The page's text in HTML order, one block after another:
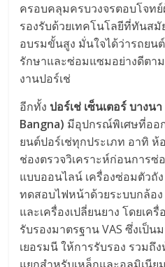
ครอบคลุมครบวงจรตอบโจท
รองรับด้วยเทคโนโลยีที่ทันส
อบรมขั้นสูง มั่นใจได้ว่ารถยน
รักษาและซ่อมแซมอย่างดีตา
งานปอร์เช่
อีกทั้ง ปอร์เช่ เซ็นเตอร์ บางนา
Bangna) มีอุปกรณ์พิเศษที่ออ
ยนต์ปอร์เช่ทุกประเภท อาทิ
ช่องตรวจวิเคราะห์ก่อนการซ่
แบบออนไลน์ เครื่องซ่อมตัวถั
ทดสอบไฟหน้าด้วยระบบกล้อ
และเครื่องเปลี่ยนยาง โดยเค
รับรองมาตรฐาน VAS ซึ่งเป็น
เยอรมนี ให้การรับรอง รวม